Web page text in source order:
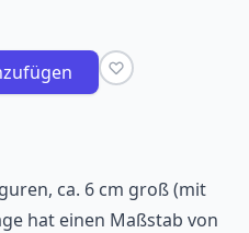
ca. 6 cm groß (mit
hat einen Maßstab von